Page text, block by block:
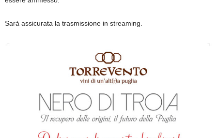
Sarà assicurata la trasmissione in streaming.